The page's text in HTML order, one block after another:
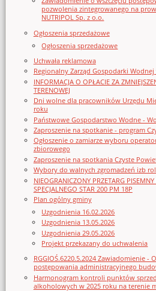
pozwolenia zintegrowanego na
NUTRIPOL Sp. z o.o.
Ogłoszenia sprzedażowe
Ogłoszenia sprzedażowe
Uchwała reklamowa
Regionalny Zarząd Gospodarki Wodnej
INFORMACJA O OPŁACIE ZA
TERENOWEJ
Dni wolne dla pracowników Urzędu
roku
Państwowe Gospodarstwo Wodne -
Zaproszenie na spotkanie - program
Ogłoszenie o zamiarze wyboru
zbiorowego
Zaproszenie na spotkania Czyste
Wybory do walnych zgromadzeń izb
NIEOGRANICZONY PRZETARG
SPECJALNEGO STAR 200 PM 18P
Plan ogólny gminy
Uzgodnienia 16.02.2026
Uzgodnienia 13.05.2026
Uzgodnienia 29.05.2026
Projekt przekazany do uchwalenia
RGGIOŚ.6220.5.2024 Zawiadomienie -
postępowania administracyjnego
Harmonogram kontroli punktów
alkoholowych w 2025 roku na terenie